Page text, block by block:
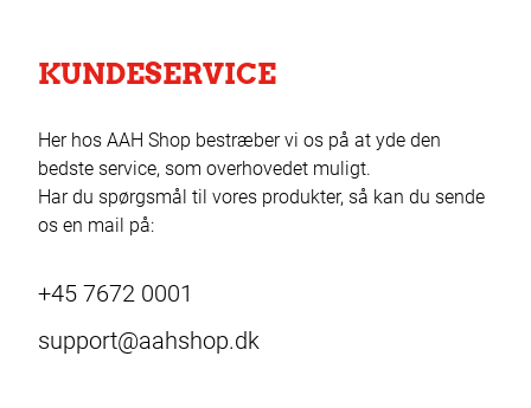
KUNDESERVICE
Her hos AAH Shop bestræber vi os på at yde den
bedste service, som overhovedet muligt.
Har du spørgsmål til vores produkter, så kan du sende
os en mail på:
+45 7672 0001
support@aahshop.dk